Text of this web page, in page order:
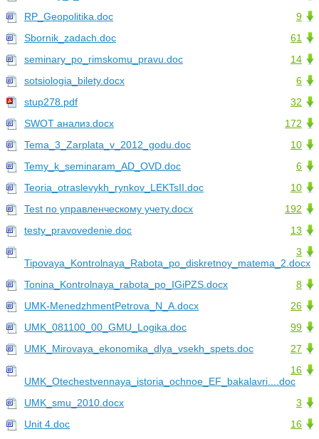
9
RP_Geopolitika.doc
61
Sbornik_zadach.doc
14
seminary_po_rimskomu_pravu.doc
6
sotsiologia_bilety.docx
32
stup278.pdf
172
SWOT анализ.docx
10
Tema_3_Zarplata_v_2012_godu.doc
6
Temy_k_seminaram_AD_OVD.doc
10
Teoria_otraslevykh_rynkov_LEKTsII.doc
192
Test по управленческому учету.docx
13
testy_pravovedenie.doc
3
Tipovaya_Kontrolnaya_Rabota_po_diskretnoy_matema_2.docx
8
Tonina_Kontrolnaya_rabota_po_IGiPZS.docx
26
UMK-MenedzhmentPetrova_N_A.docx
99
UMK_081100_00_GMU_Logika.doc
27
UMK_Mirovaya_ekonomika_dlya_vsekh_spets.doc
16
UMK_Otechestvennaya_istoria_ochnoe_EF_bakalavri....doc
3
UMK_smu_2010.docx
16
Unit 4.doc